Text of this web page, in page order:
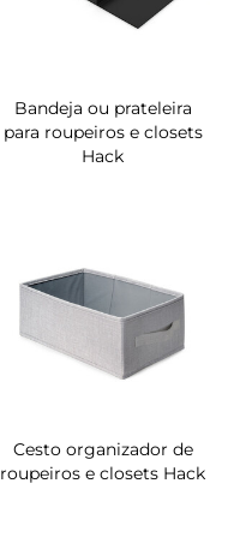
Bandeja ou prateleira
para roupeiros e closets
Hack
Cesto organizador de
roupeiros e closets Hack